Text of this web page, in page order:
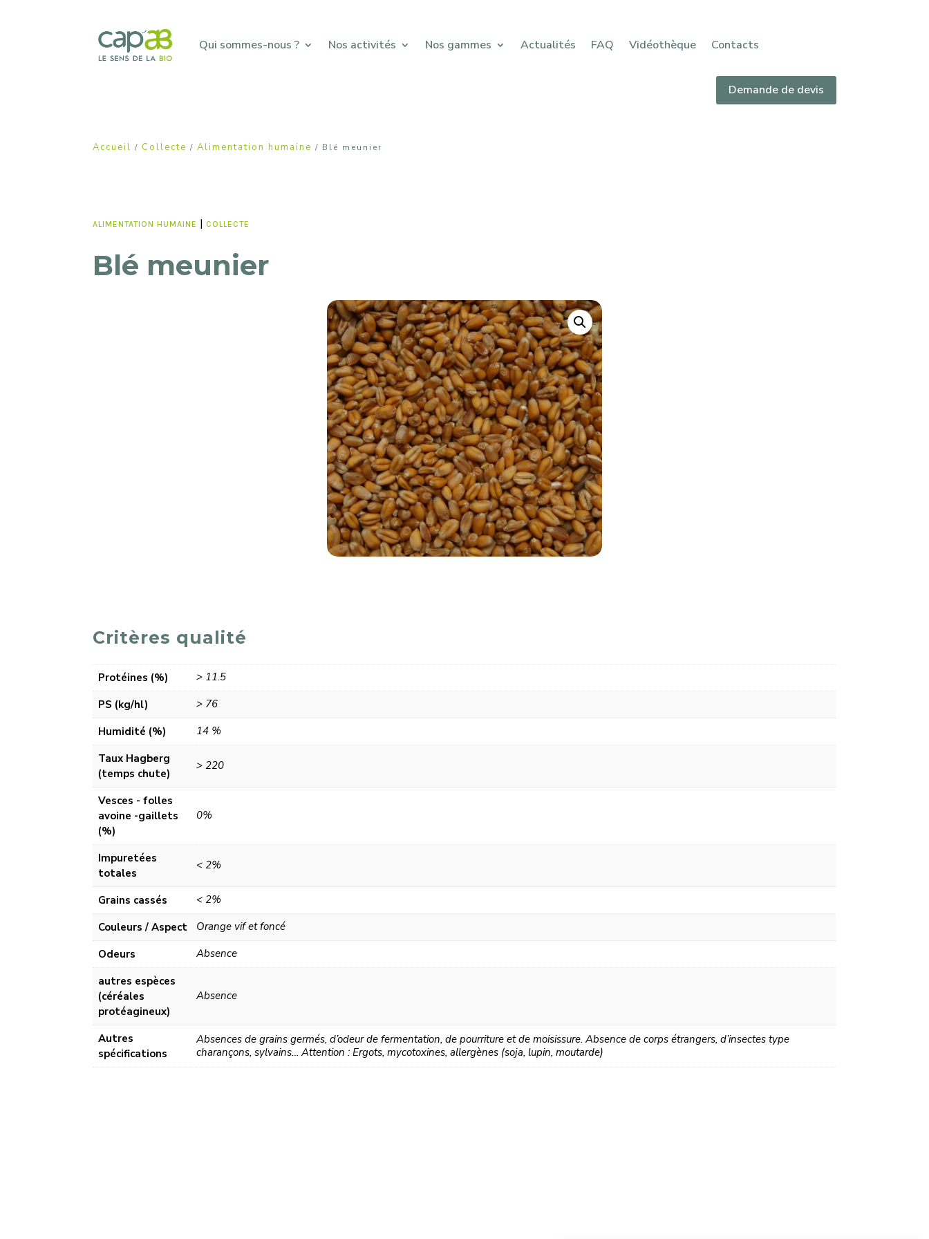
Qui sommes-nous ? Nos activités Nos gammes Actualités FAQ Vidéothèque Contacts
Demande de devis
Accueil / Collecte /Alimentation humaine / Blé meunier
ALIMENTATION HUMAINE |COLLECTE
Blé meunier
Critères qualité
Protéines (%)
> 11.5
PS (kg/hl)
> 76
Humidité (%)
14 %
Taux Hagberg
(temps chute)
> 220
Vesces - folles
avoine -gaillets
(%)
0%
Impuretées
totales
< 2%
Grains cassés
< 2%
Couleurs / Aspect
Orange vif et foncé
Odeurs
Absence
autres espèces
(céréales
protéagineux)
Absence
Autres
spécifications
Absences de grains germés, d’odeur de fermentation, de pourriture et de moisissure. Absence de corps étrangers, d’insectes type
charançons, sylvains… Attention : Ergots, mycotoxines, allergènes (soja, lupin, moutarde)